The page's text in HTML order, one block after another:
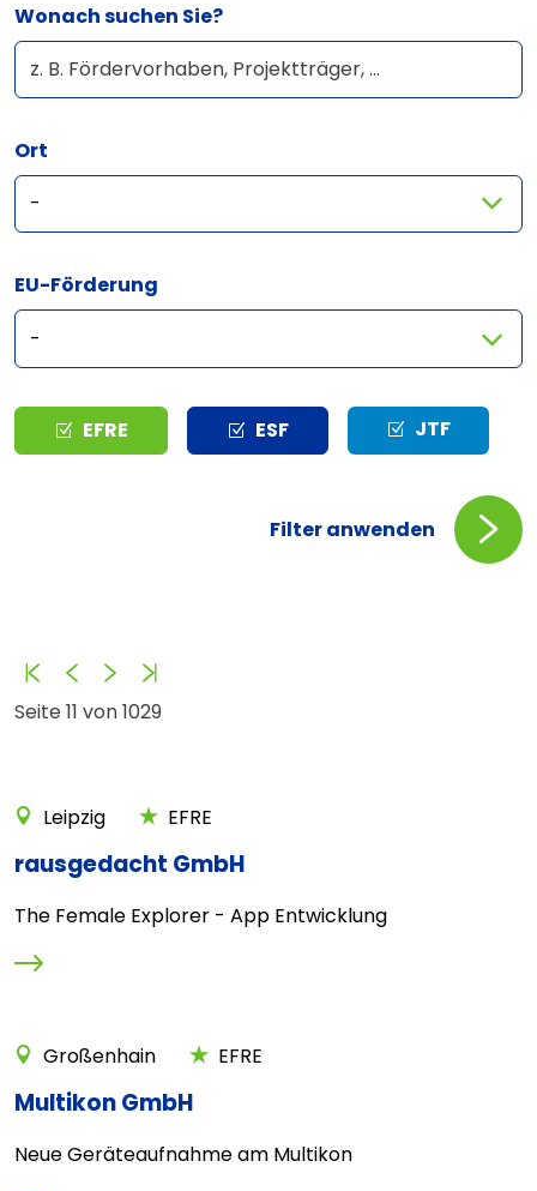
Wonach suchen Sie?
Ort
EU-Förderung
Typ EFRE ESF JTF
Filter anwenden
Seite 11 von 1029
AnfangZurückVorwärts
Leipzig EFRE
rausgedacht GmbH
The Female Explorer - App Entwicklung
Großenhain EFRE
Multikon GmbH
Neue Geräteaufnahme am Multikon